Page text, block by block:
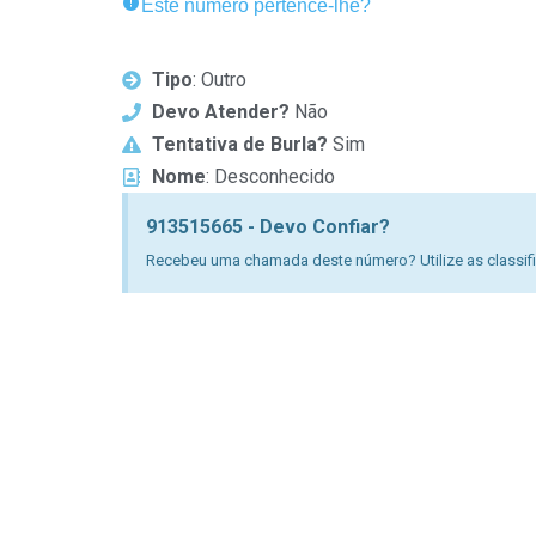
Este número pertence-lhe?
Tipo: Outro
Devo Atender? Não
Tentativa de Burla? Sim
Nome: Desconhecido
913515665 - Devo Confiar?
Recebeu uma chamada deste número? Utilize as